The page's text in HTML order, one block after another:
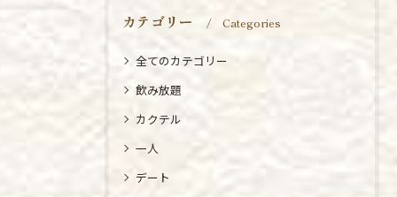
カテゴリー Categories
全てのカテゴリー
飲み放題
カクテル
一人
デート